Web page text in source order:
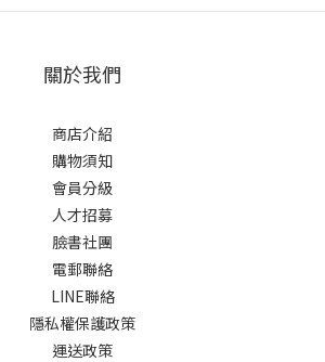
關於我們
商店介紹
購物須知
會員分級
人才招募
臉書社團
電郵聯絡
LINE聯絡
隱私權保護政策
運送政策